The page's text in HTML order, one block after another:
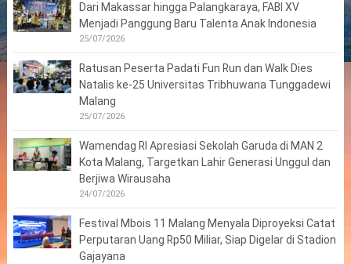
Dari Makassar hingga Palangkaraya, FABI XV
Menjadi Panggung Baru Talenta Anak Indonesia
25/07/2026
Ratusan Peserta Padati Fun Run dan Walk Dies
Natalis ke-25 Universitas Tribhuwana Tunggadewi
Malang
25/07/2026
Wamendag RI Apresiasi Sekolah Garuda di MAN 2
Kota Malang, Targetkan Lahir Generasi Unggul dan
Berjiwa Wirausaha
24/07/2026
Festival Mbois 11 Malang Menyala Diproyeksi Catat
Perputaran Uang Rp50 Miliar, Siap Digelar di Stadion
Gajayana